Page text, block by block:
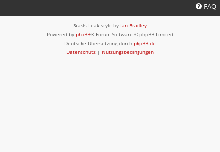
FAQ
Stasis Leak style by Ian Bradley
Powered by phpBB® Forum Software © phpBB Limited
Deutsche Übersetzung durch phpBB.de
Datenschutz | Nutzungsbedingungen